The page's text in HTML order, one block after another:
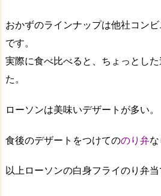
おかずのラインナップは他社コン
です。
実際に食べ比べると、ちょっとし
た。
ローソンは美味いデザートが多い。
食後のデザートをつけてののり弁
以上ローソンの白身フライのり弁当